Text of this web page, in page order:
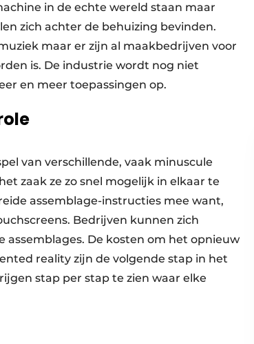
in de echte wereld staan maar
zich achter de behuizing bevinden.
maar er zijn al maakbedrijven voor
is. De industrie wordt nog niet
en meer toepassingen op.
van verschillende, vaak minuscule
zaak ze zo snel mogelijk in elkaar te
assemblage-instructies mee want,
Bedrijven kunnen zich
assemblages. De kosten om het opnieuw
reality zijn de volgende stap in het
stap per stap te zien waar elke